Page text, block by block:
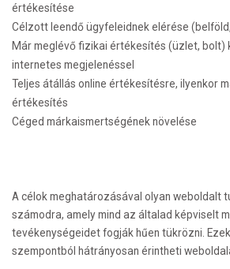
értékesítése
Célzott leendő ügyfeleidnek elérése
Már meglévő fizikai értékesítés (üzlet, bolt)
internetes megjelenéssel
Teljes átállás online értékesítésre, ilyenkor
értékesítés
Céged márkaismertségének növelése
A célok meghatározásával olyan weboldalt
számodra, amely mind az általad képviselt
tevékenységeidet fogják hűen tükrözni.
szempontból hátrányosan érintheti